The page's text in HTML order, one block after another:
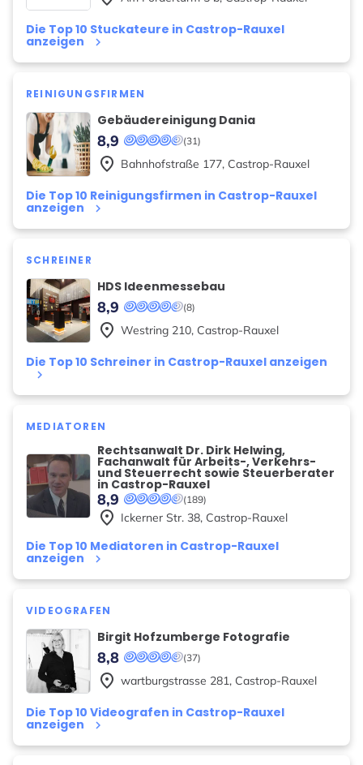
Die Top 10 Stuckateure in Castrop-Rauxel
anzeigen keyboard_arrow_right
REINIGUNGSFIRMEN
Gebäudereinigung Dania
(31)
8,9
Die Top 10 Reinigungsfirmen in Castrop-Rauxel
anzeigen keyboard_arrow_right
place Bahnhofstraße 177, Castrop-Rauxel
SCHREINER
HDS Ideenmessebau
(8)
8,9
Die Top 10 Schreiner in Castrop-Rauxel anzeigen
keyboard_arrow_right
place Westring 210, Castrop-Rauxel
MEDIATOREN
Rechtsanwalt Dr. Dirk Helwing,
Fachanwalt für Arbeits-, Verkehrs-
und Steuerrecht sowie Steuerberater
in Castrop-Rauxel
(189)
8,9
Die Top 10 Mediatoren in Castrop-Rauxel
anzeigen keyboard_arrow_right
place Ickerner Str. 38, Castrop-Rauxel
VIDEOGRAFEN
Birgit Hofzumberge Fotografie
(37)
8,8
Die Top 10 Videografen in Castrop-Rauxel
anzeigen keyboard_arrow_right
place wartburgstrasse 281, Castrop-Rauxel